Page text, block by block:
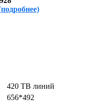
420 ТВ линий
656*492